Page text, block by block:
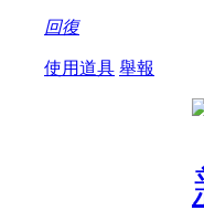
回復
使用道具 舉報